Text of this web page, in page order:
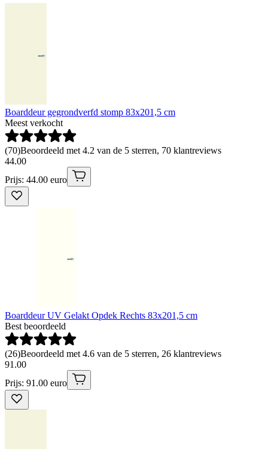
Boarddeur gegrondverfd stomp 83x201,5 cm
Meest verkocht
(70)Beoordeeld met 4.2 van de 5 sterren, 70 klantreviews
44.00
Prijs: 44.00 euro
Boarddeur UV Gelakt Opdek Rechts 83x201,5 cm
Best beoordeeld
(26)Beoordeeld met 4.6 van de 5 sterren, 26 klantreviews
91 .00
Prijs: 91.00 euro